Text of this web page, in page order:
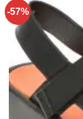
-57%